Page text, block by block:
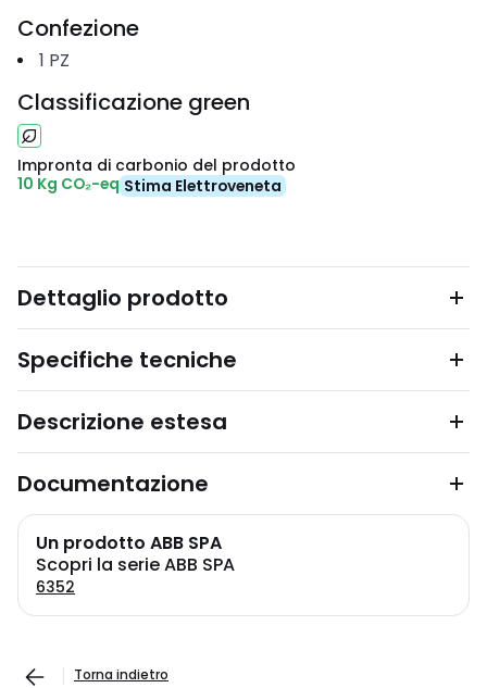
Confezione
1 PZ
Classificazione green
Impronta di carbonio del prodotto
10 Kg CO₂-eq Stima Elettroveneta
Dettaglio prodotto
Specifiche tecniche
Descrizione estesa
Documentazione
Un prodotto ABB SPA
Scopri la serie ABB SPA
6352
Torna indietro